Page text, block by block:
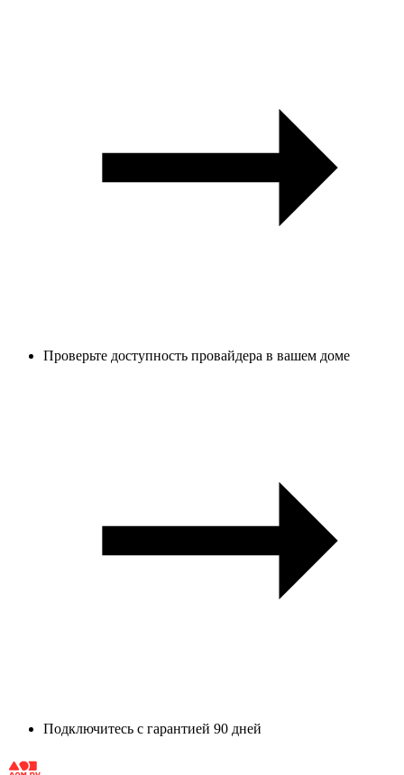
Проверьте доступность провайдера в вашем доме
Подключитесь с гарантией 90 дней